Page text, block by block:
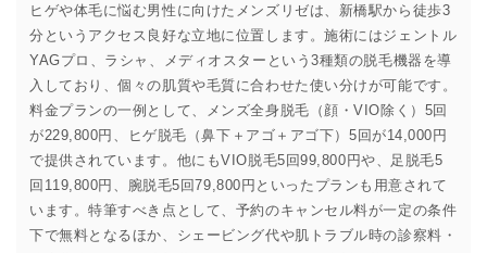
ヒゲや体毛に悩む男性に向けたメンズリゼは、新橋駅から徒歩3
分というアクセス良好な立地に位置します。施術にはジェントル
YAGプロ、ラシャ、メディオスターという3種類の脱毛機器を導
入しており、個々の肌質や毛質に合わせた使い分けが可能です。
料金プランの一例として、メンズ全身脱毛（顔・VIO除く）5回
が229,800円、ヒゲ脱毛（鼻下＋アゴ＋アゴ下）5回が14,000円
で提供されています。他にもVIO脱毛5回99,800円や、足脱毛5
回119,800円、腕脱毛5回79,800円といったプランも用意されて
います。特筆すべき点として、予約のキャンセル料が一定の条件
下で無料となるほか、シェービング代や肌トラブル時の診察料・